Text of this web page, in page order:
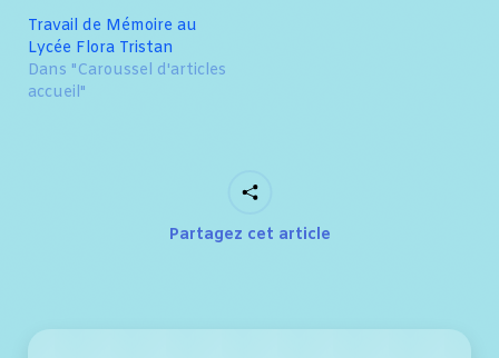
Travail de Mémoire au
Lycée Flora Tristan
Dans "Caroussel d'articles
accueil"
Partagez cet article